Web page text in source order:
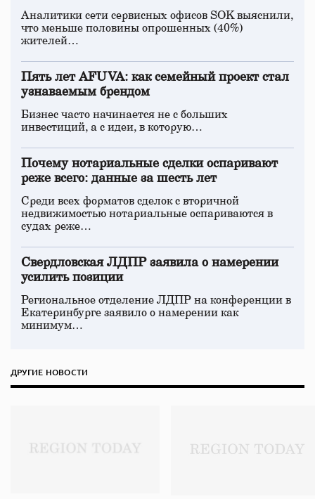
Аналитики сети сервисных офисов SOK выяснили,
что меньше половины опрошенных (40%)
жителей…
Пять лет AFUVA: как семейный проект стал
узнаваемым брендом
Бизнес часто начинается не с больших
инвестиций, а с идеи, в которую…
Почему нотариальные сделки оспаривают
реже всего: данные за шесть лет
Среди всех форматов сделок с вторичной
недвижимостью нотариальные оспариваются в
судах реже…
Свердловская ЛДПР заявила о намерении
усилить позиции
Региональное отделение ЛДПР на конференции в
Екатеринбурге заявило о намерении как
минимум…
ДРУГИЕ НОВОСТИ